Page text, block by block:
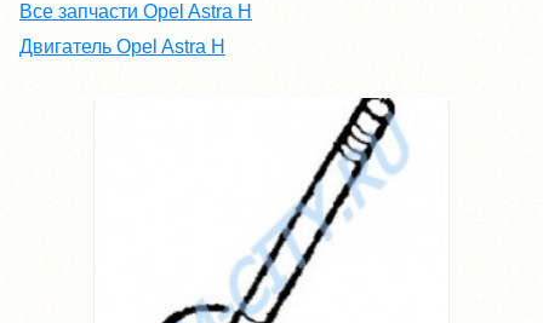
Все запчасти Opel Astra H
Двигатель Opel Astra H